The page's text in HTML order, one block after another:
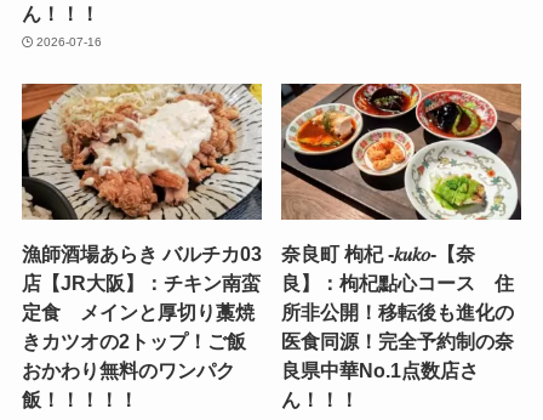
ん！！！
2026-07-16
漁師酒場あらき バルチカ03
店【JR大阪】：チキン南蛮
定食 メインと厚切り藁焼
きカツオの2トップ！ご飯
おかわり無料のワンパク
飯！！！！！
奈良町 枸杞 -𝑘𝑢𝑘𝑜-【奈
良】：枸杞點心コース 住
所非公開！移転後も進化の
医食同源！完全予約制の奈
良県中華No.1点数店さ
ん！！！